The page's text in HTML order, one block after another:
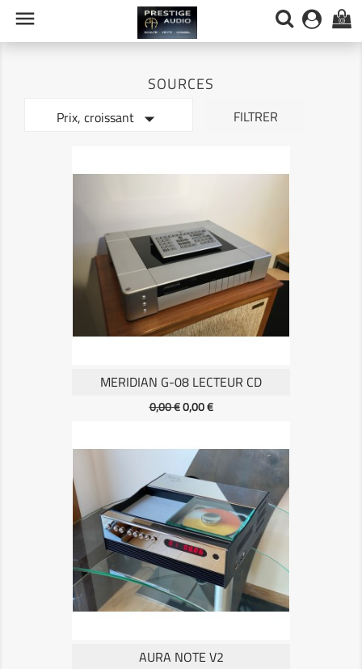
 (0)
SOURCES
Prix, croissant  FILTRER
MERIDIAN G-08 LECTEUR CD
Prix
0,00 €Prix
0,00 €
AURA NOTE V2